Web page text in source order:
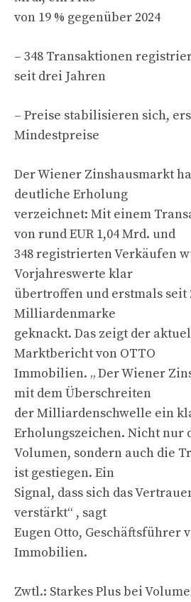
von 19 % gegenüber 2024
– 348 Transaktionen
seit drei Jahren
– Preise stabilisieren sich,
Mindestpreise
Der Wiener Zinshausmarkt
deutliche Erholung
verzeichnet: Mit einem
von rund EUR 1,04 Mrd. und
348 registrierten Verkäufen
Vorjahreswerte klar
übertroffen und erstmals seit
Milliardenmarke
geknackt. Das zeigt der
Marktbericht von OTTO
Immobilien. „ Der Wiener
mit dem Überschreiten
der Milliardenschwelle ein
Erholungszeichen. Nicht nur
Volumen, sondern auch die
ist gestiegen. Ein
Signal, dass sich das
verstärkt“ , sagt
Eugen Otto, Geschäftsführer
Immobilien.
Zwtl.: Starkes Plus bei